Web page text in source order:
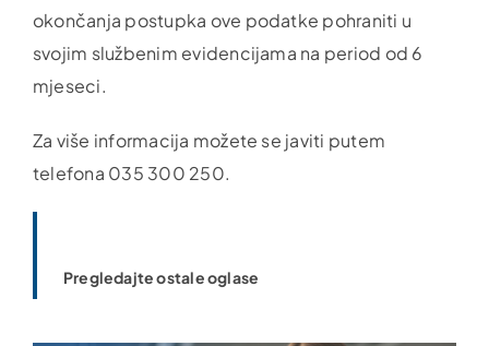
okončanja postupka ove podatke pohraniti u
svojim službenim evidencijama na period od 6
mjeseci.
Za više informacija možete se javiti putem
telefona 035 300 250.
Pregledajte ostale oglase